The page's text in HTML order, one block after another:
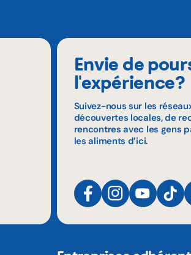
Envie de
l'expérience?
Suivez-nous sur les
découvertes locales, de
rencontres avec les gens
les aliments d’ici.